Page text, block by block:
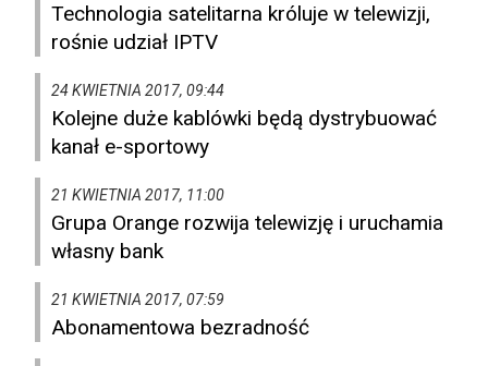
Technologia satelitarna króluje w telewizji,
rośnie udział IPTV
24 KWIETNIA 2017, 09:44
Kolejne duże kablówki będą dystrybuować
kanał e-sportowy
21 KWIETNIA 2017, 11:00
Grupa Orange rozwija telewizję i uruchamia
własny bank
21 KWIETNIA 2017, 07:59
Abonamentowa bezradność